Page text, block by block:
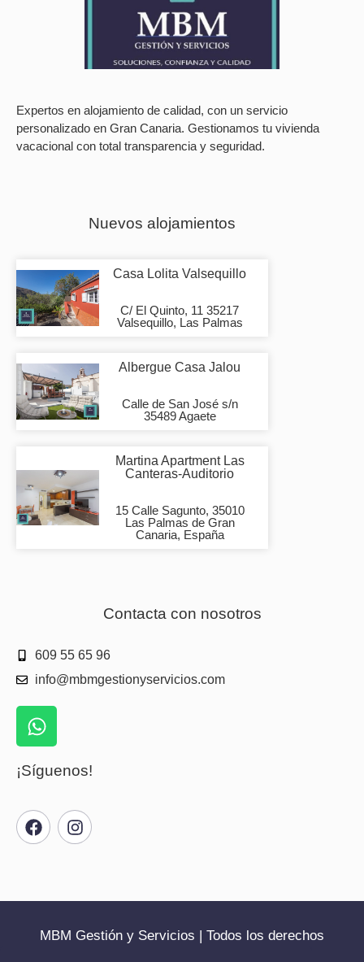
Expertos en alojamiento de calidad, con un servicio
personalizado en Gran Canaria. Gestionamos tu vivienda
vacacional con total transparencia y seguridad.
Nuevos alojamientos
Casa Lolita Valsequillo
C/ El Quinto, 11 35217
Valsequillo, Las Palmas
Albergue Casa Jalou
Calle de San José s/n
35489 Agaete
Martina Apartment Las
Canteras-Auditorio
15 Calle Sagunto, 35010
Las Palmas de Gran
Canaria, España
Contacta con nosotros
609 55 65 96
info@mbmgestionyservicios.com
¡Síguenos!
MBM Gestión y Servicios | Todos los derechos